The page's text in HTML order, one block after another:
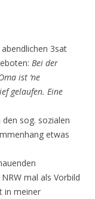
3sat
Bei der
ist ‘ne
gelaufen. Eine
sog. sozialen
etwas
mal als Vorbild
in meiner